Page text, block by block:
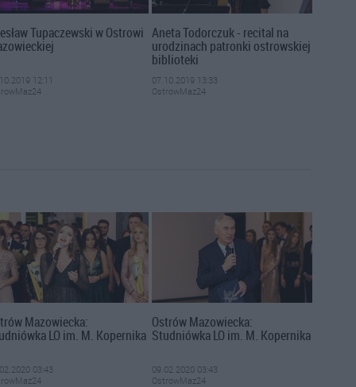
Tupaczewski w Ostrowi
12:11
Aneta Todorczuk - recital na
urodzinach patronki ostrowskiej
biblioteki
07.10.2019 13:33
OstrowMaz24
Mazowiecka:
LO im. M. Kopernika
03:43
Ostrów Mazowiecka:
Studniówka LO im. M. Kopernika
09.02.2020 03:43
OstrowMaz24